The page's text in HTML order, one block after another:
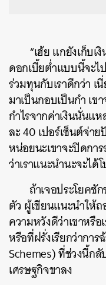
“เฮ้ย แกยังเก็บ
ดอกเบี้ยต่ำแบบนี้จะไ
ร่วมทุนกับเราดีกว่า เ
มาเป็นกอบเป็นกำ เข
กำไรจากค่าเงินนั่นแ
ละ 40 เปอร์เซ็นต์จ่า
หน่อยนะเขาจะปิดกา
ว่าเราแนะนำนะจะได้
ถ้าเจอประโยค
ตัว ผู้เขียนแนะนำให้
ความหวังดีว่าเขาหรื
หรือที่ฝรั่งเรียกว่ากา
Schemes) ที่ช่วงนี้ก
เศรษฐกิจขาลง